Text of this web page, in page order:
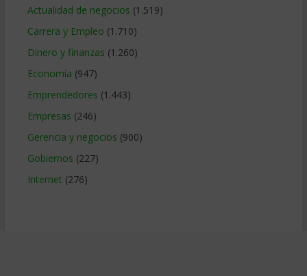
Actualidad de negocios (1.519)
Carrera y Empleo (1.710)
Dinero y finanzas (1.260)
Economía (947)
Emprendedores (1.443)
Empresas (246)
Gerencia y negocios (900)
Gobiernos (227)
Internet (276)